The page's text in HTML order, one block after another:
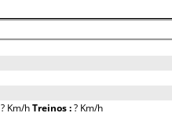
? Km/hTreinos :? Km/h